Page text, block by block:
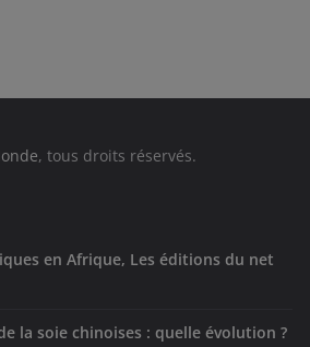
, tous droits réservés.
en Afrique, Les éditions du net
la soie chinoises : quelle évolution ?